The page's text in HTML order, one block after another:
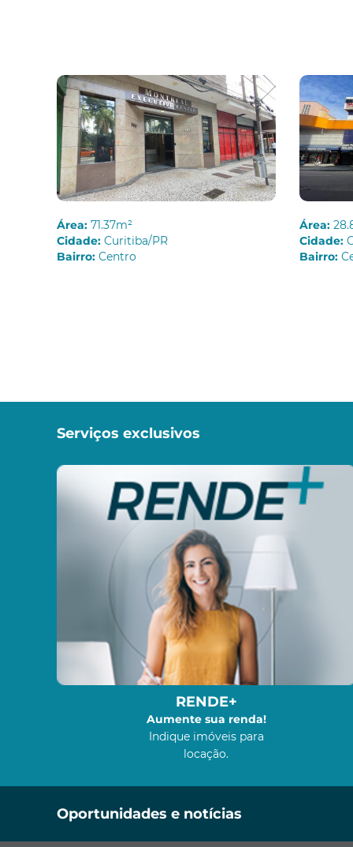
Área: 71.37m²
Cidade: Curitiba/PR
Bairro: Centro
Área:
Cidade:
Bairro:
Serviços exclusivos
RENDE+
Aumente sua renda!
Indique imóveis para
locação.
Oportunidades e notícias